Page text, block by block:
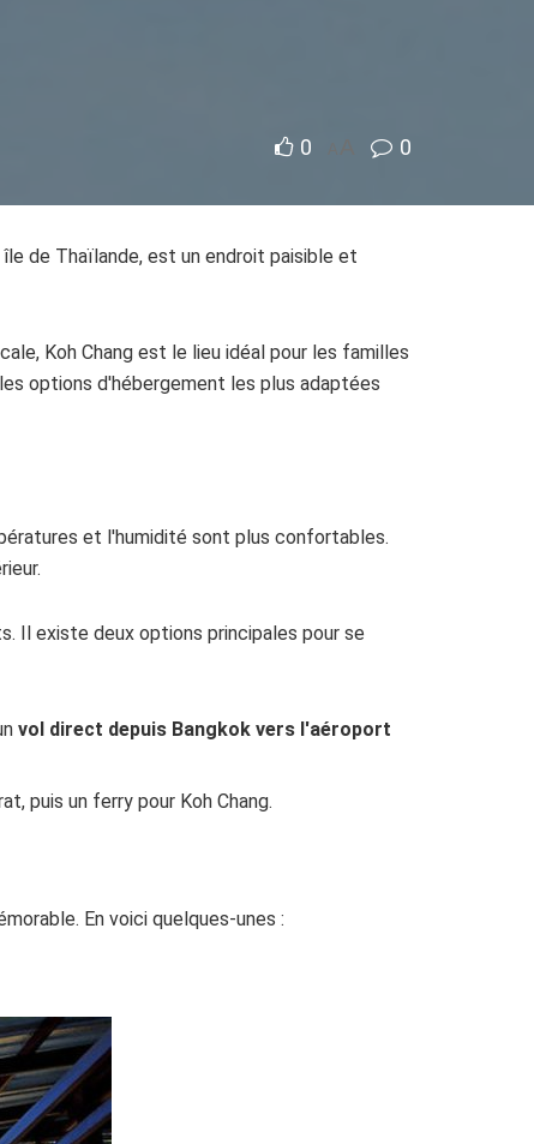
0 0
de Thaïlande, est un endroit paisible et
Koh Chang est le lieu idéal pour les familles
options d'hébergement les plus adaptées
et l'humidité sont plus confortables.
Il existe deux options principales pour se
vol direct depuis Bangkok vers l'aéroport
puis un ferry pour Koh Chang.
En voici quelques-unes :